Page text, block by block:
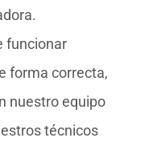
funcionar
forma correcta,
nuestro equipo
técnicos